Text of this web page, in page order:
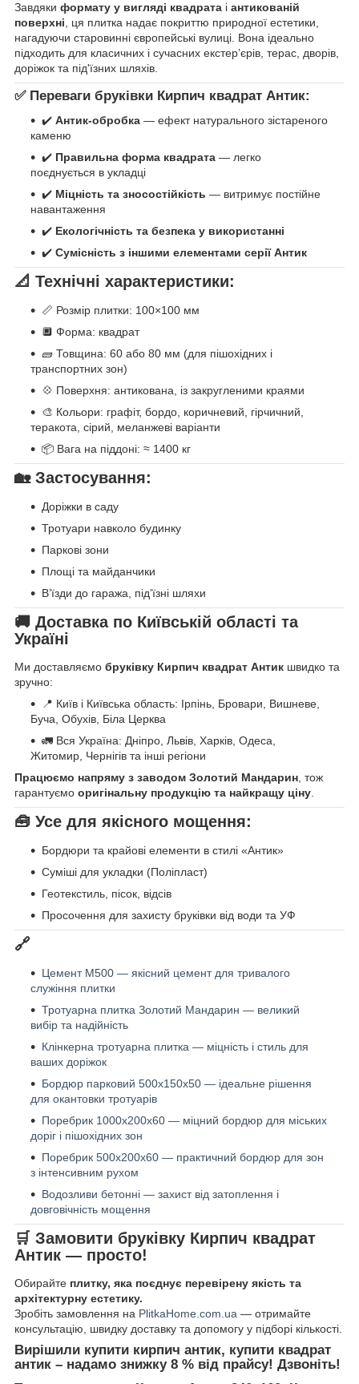
Завдяки формату у вигляді квадрата і антикованій
поверхні, ця плитка надає покриттю природної естетики,
нагадуючи старовинні європейські вулиці. Вона ідеально
підходить для класичних і сучасних екстер’єрів, терас, дворів,
доріжок та під'їзних шляхів.
✅ Переваги бруківки Кирпич квадрат Антик:
✔️ Антик-обробка — ефект натурального зістареного
каменю
✔️ Правильна форма квадрата — легко
поєднується в укладці
✔️ Міцність та зносостійкість — витримує постійне
навантаження
✔️ Екологічність та безпека у використанні
✔️ Сумісність з іншими елементами серії Антик
📐 Технічні характеристики:
📏 Розмір плитки: 100×100 мм
🔲 Форма: квадрат
🧱 Товщина: 60 або 80 мм (для пішохідних і
транспортних зон)
💠 Поверхня: антикована, із закругленими краями
🎨 Кольори: графіт, бордо, коричневий, гірчичний,
теракота, сірий, меланжеві варіанти
📦 Вага на піддоні: ≈ 1400 кг
🏡 Застосування:
Доріжки в саду
Тротуари навколо будинку
Паркові зони
Площі та майданчики
В’їзди до гаража, під’їзні шляхи
🚚 Доставка по Київській області та
Україні
Ми доставляємо бруківку Кирпич квадрат Антик швидко та
зручно:
📍 Київ і Київська область: Ірпінь, Бровари, Вишневе,
Буча, Обухів, Біла Церква
🚛 Вся Україна: Дніпро, Львів, Харків, Одеса,
Житомир, Чернігів та інші регіони
Працюємо напряму з заводом Золотий Мандарин, тож
гарантуємо оригінальну продукцію та найкращу ціну.
🧰 Усе для якісного мощення:
Бордюри та крайові елементи в стилі «Антик»
Суміші для укладки (Поліпласт)
Геотекстиль, пісок, відсів
Просочення для захисту бруківки від води та УФ
🔗
Цемент М500 — якісний цемент для тривалого
служіння плитки
Тротуарна плитка Золотий Мандарин — великий
вибір та надійність
Клінкерна тротуарна плитка — міцність і стиль для
ваших доріжок
Бордюр парковий 500х150х50 — ідеальне рішення
для окантовки тротуарів
Поребрик 1000х200х60 — міцний бордюр для міських
доріг і пішохідних зон
Поребрик 500х200х60 — практичний бордюр для зон
з інтенсивним рухом
Водозливи бетонні — захист від затоплення і
довговічність мощення
🛒 Замовити бруківку Кирпич квадрат
Антик — просто!
Обирайте плитку, яка поєднує перевірену якість та
архітектурну естетику.
Зробіть замовлення на PlitkaHome.com.ua — отримайте
консультацію, швидку доставку та допомогу у підборі кількості.
Вирішили купити кирпич антик, купити квадрат
антик – надамо знижку 8 % від прайсу! Дзвоніть!